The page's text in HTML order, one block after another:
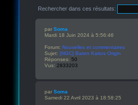
Rechercher dans ces résultats:
par Soma
Mardi 18 Juin 2024 à 5:56:46
Forum: Nouvelles et commentaires
Sujet: [NGC] Baten Kaitos Origin
Réponses: 50
Vus: 2833203
par Soma
Samedi 22 Avril 2023 à 18:58:25